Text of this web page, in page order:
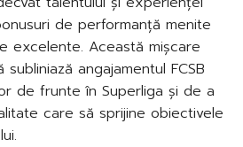
de performanță menite
excelente. Această mișcare
angajamentul FCSB
de frunte în Superliga și de a
care să sprijine obiectivele